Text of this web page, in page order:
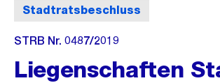
Stadtratsbeschluss
STRB Nr. 0487/2019
Liegenschaften